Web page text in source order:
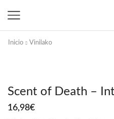
Inicio Vinilako
Scent of Death –
16,98€